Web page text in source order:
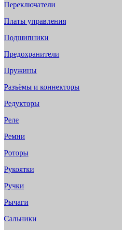
Переключатели
Платы управления
Подшипники
Предохранители
Пружины
Разъёмы и коннекторы
Редукторы
Реле
Ремни
Роторы
Рукоятки
Ручки
Рычаги
Сальники